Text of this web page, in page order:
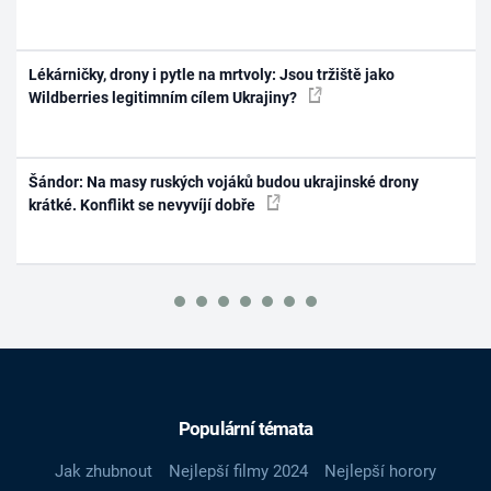
Lékárničky, drony i pytle na mrtvoly: Jsou tržiště jako
Wildberries legitimním cílem Ukrajiny?
Šándor: Na masy ruských vojáků budou ukrajinské drony
krátké. Konflikt se nevyvíjí dobře
Populární témata
Jak zhubnout Nejlepší filmy 2024 Nejlepší horory